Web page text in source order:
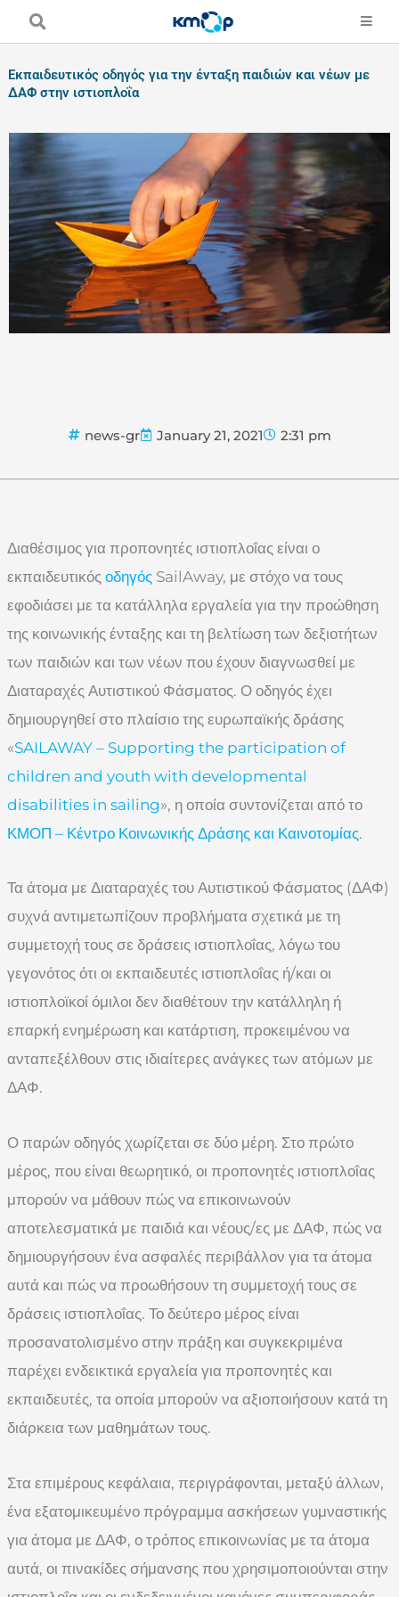
Εκπαιδευτικός οδηγός για την ένταξη παιδιών και νέων με
ΔΑΦ στην ιστιοπλοΐα
news-gr January 21, 2021 2:31 pm
Διαθέσιμος για προπονητές ιστιοπλοΐας είναι ο
εκπαιδευτικός οδηγός SailAway, με στόχο να τους
εφοδιάσει με τα κατάλληλα εργαλεία για την προώθηση
της κοινωνικής ένταξης και τη βελτίωση των δεξιοτήτων
των παιδιών και των νέων που έχουν διαγνωσθεί με
Διαταραχές Αυτιστικού Φάσματος. Ο οδηγός έχει
δημιουργηθεί στο πλαίσιο της ευρωπαϊκής δράσης
«SAILAWAY – Supporting the participation of
children and youth with developmental
disabilities in sailing», η οποία συντονίζεται από το
ΚΜΟΠ – Κέντρο Κοινωνικής Δράσης και Καινοτομίας.
Τα άτομα με Διαταραχές του Αυτιστικού Φάσματος (ΔΑΦ)
συχνά αντιμετωπίζουν προβλήματα σχετικά με τη
συμμετοχή τους σε δράσεις ιστιοπλοΐας, λόγω του
γεγονότος ότι οι εκπαιδευτές ιστιοπλοΐας ή/και οι
ιστιοπλοϊκοί όμιλοι δεν διαθέτουν την κατάλληλη ή
επαρκή ενημέρωση και κατάρτιση, προκειμένου να
ανταπεξέλθουν στις ιδιαίτερες ανάγκες των ατόμων με
ΔΑΦ.
Ο παρών οδηγός χωρίζεται σε δύο μέρη. Στο πρώτο
μέρος, που είναι θεωρητικό, οι προπονητές ιστιοπλοΐας
μπορούν να μάθουν πώς να επικοινωνούν
αποτελεσματικά με παιδιά και νέους/ες με ΔΑΦ, πώς να
δημιουργήσουν ένα ασφαλές περιβάλλον για τα άτομα
αυτά και πώς να προωθήσουν τη συμμετοχή τους σε
δράσεις ιστιοπλοΐας. Το δεύτερο μέρος είναι
προσανατολισμένο στην πράξη και συγκεκριμένα
παρέχει ενδεικτικά εργαλεία για προπονητές και
εκπαιδευτές, τα οποία μπορούν να αξιοποιήσουν κατά τη
διάρκεια των μαθημάτων τους.
Στα επιμέρους κεφάλαια, περιγράφονται, μεταξύ άλλων,
ένα εξατομικευμένο πρόγραμμα ασκήσεων γυμναστικής
για άτομα με ΔΑΦ, ο τρόπος επικοινωνίας με τα άτομα
αυτά, οι πινακίδες σήμανσης που χρησιμοποιούνται στην